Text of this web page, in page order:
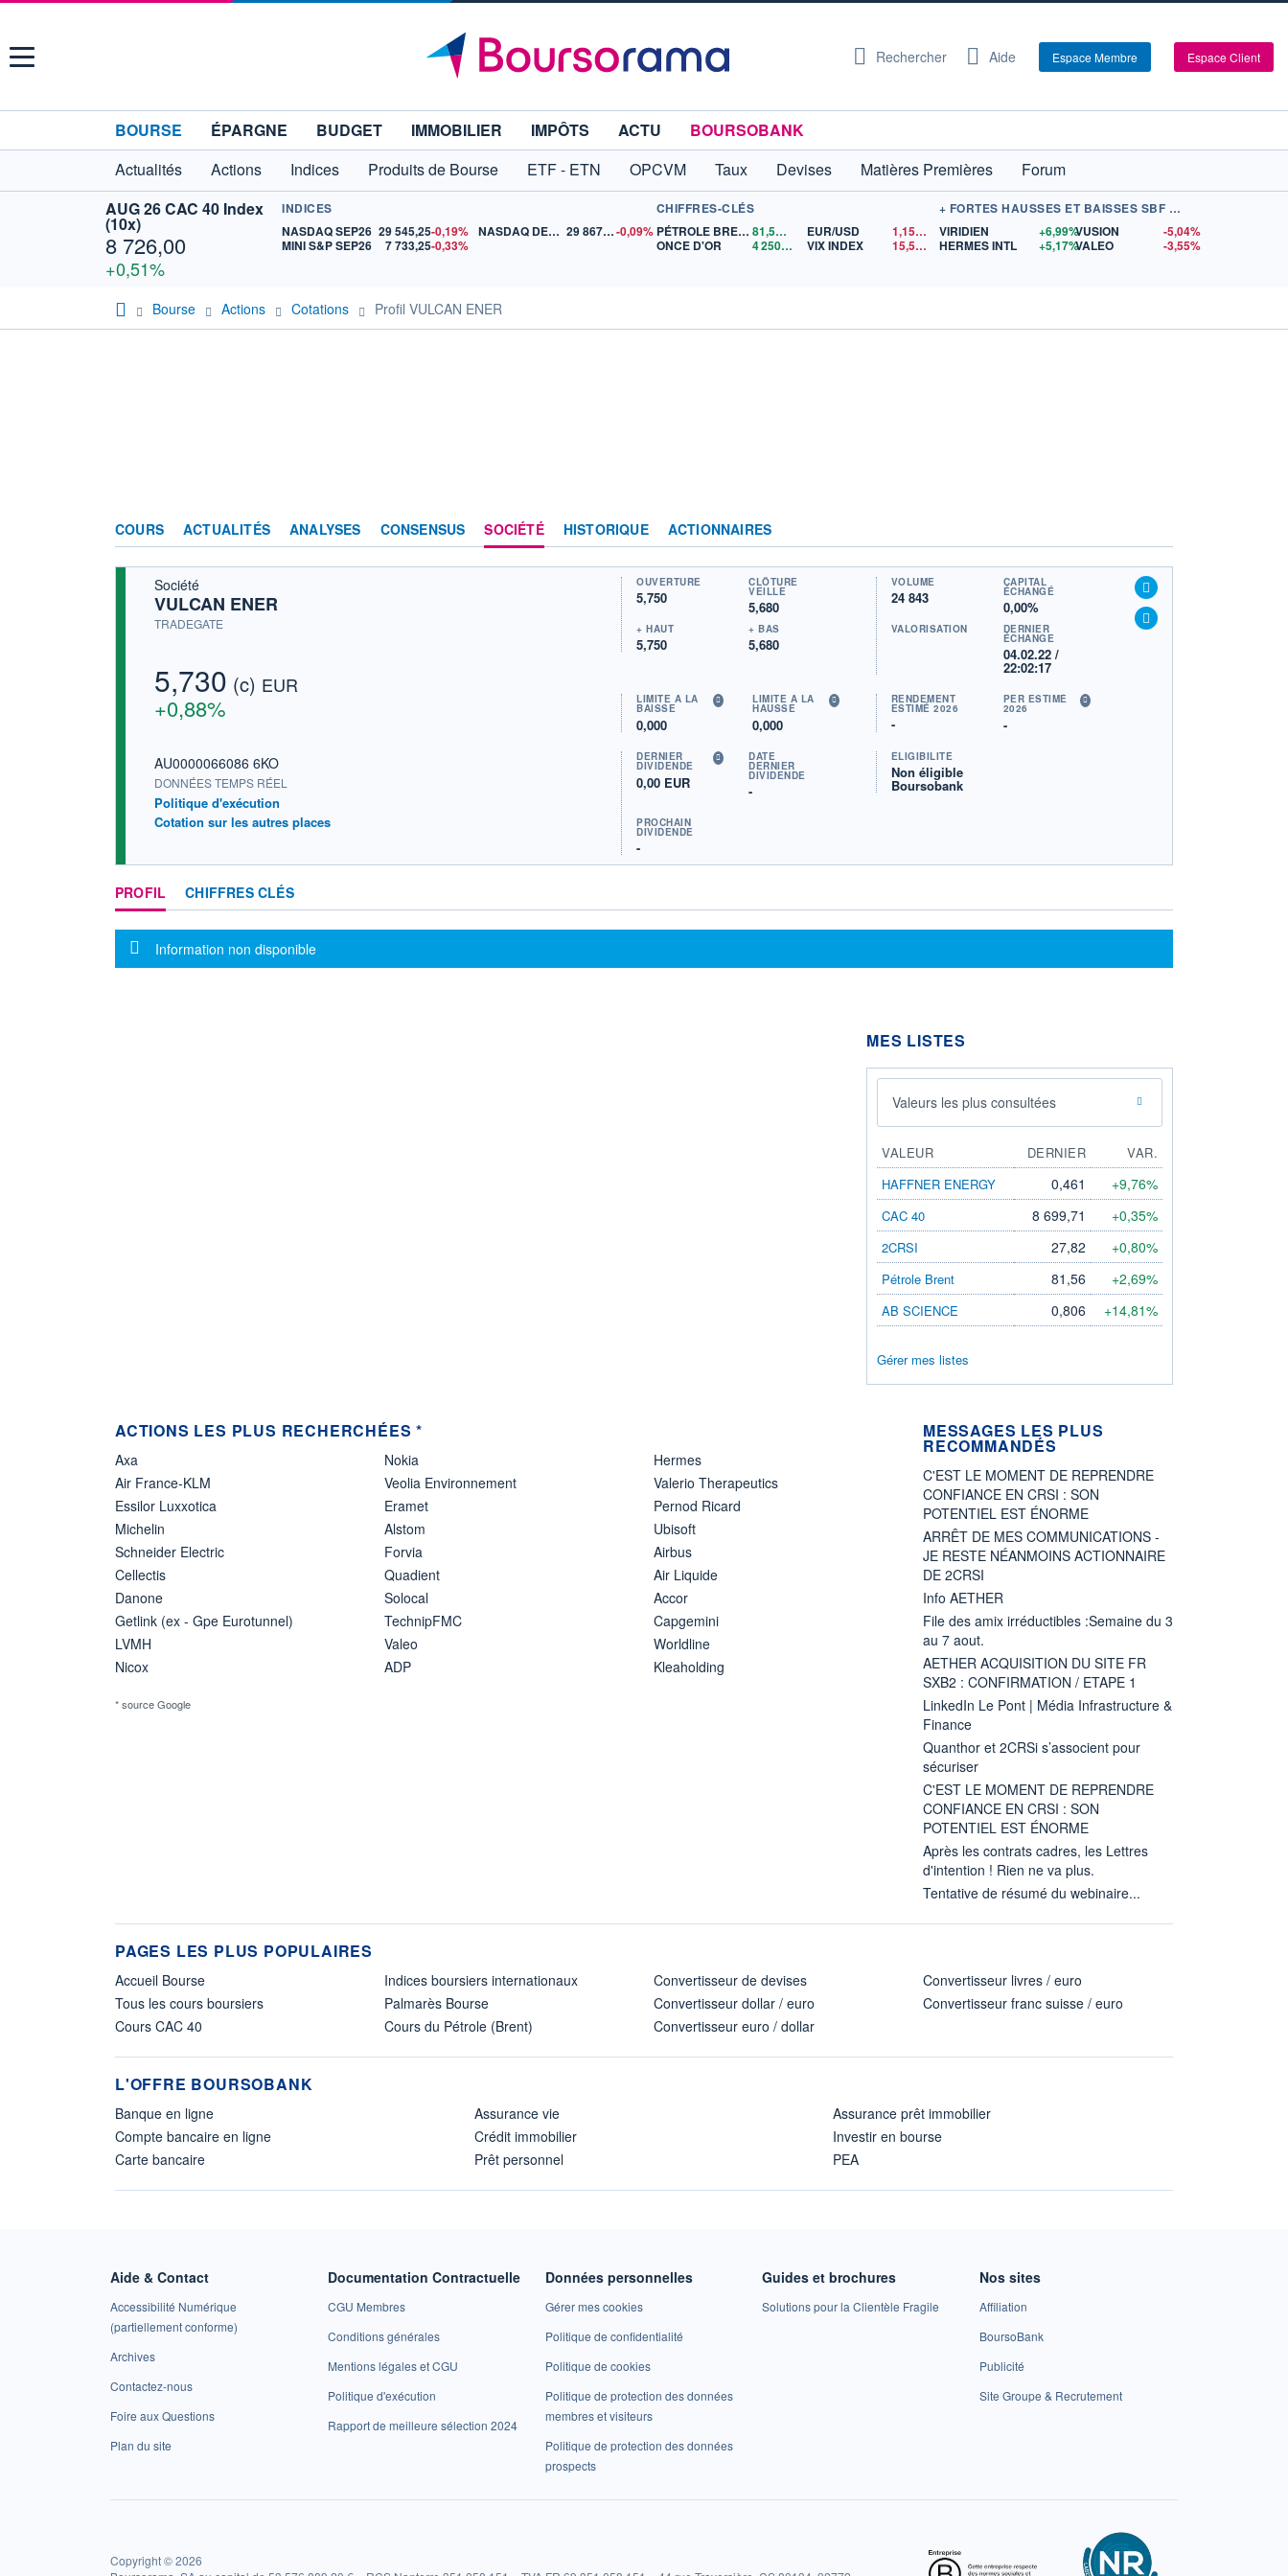
Menu Rechercher Aide Espace Membre Espace Client
BOURSE ÉPARGNE BUDGET IMMOBILIER IMPÔTS ACTU
BOURSOBANK
Actualités
Actions Indices Produits de Bourse ETF - ETN OPCVM Taux Devises Matières Premières
Forum
AUG 26 CAC 40 Index
(10x)
8 726,00
+0,51%
INDICES
NASDAQ SEP26 29 545,25-0,19%
MINI S&P SEP26
7 733,25-0,33%
NASDAQ DEC26 29 867,00-0,09%
CHIFFRES-CLÉS
PÉTROLE BRENT
81,56$US
ONCE D'OR
4 250,64 $US
EUR/USD 1,1522
$US
VIX INDEX
15,50$US
+ FORTES HAUSSES ET BAISSES SBF 120
VIRIDIEN
+6,99%
HERMES INTL
+5,17%
VUSION
-5,04%
VALEO
-3,55%
Bourse Actions Cotations Profil VULCAN ENER
COURS ACTUALITÉS ANALYSES CONSENSUS SOCIÉTÉ HISTORIQUE ACTIONNAIRES
Société
VULCAN ENER
TRADEGATE
5,730 (c) EUR
+0,88%
AU0000066086 6KO
DONNÉES TEMPS RÉEL
Politique d'exécution
Cotation sur les autres places
OUVERTURE
5,750
CLÔTURE
VEILLE
5,680
+ HAUT
5,750
+ BAS
5,680
VOLUME
24 843
CAPITAL
ÉCHANGÉ
0,00%
VALORISATION DERNIER
ÉCHANGE
04.02.22 /
22:02:17
LIMITE À LA
BAISSE
0,000
LIMITE À LA
HAUSSE
0,000
RENDEMENT
ESTIMÉ 2026
-
PER ESTIMÉ
2026
-
DERNIER
DIVIDENDE
0,00 EUR
DATE
DERNIER
DIVIDENDE
-
PROCHAIN
DIVIDENDE
-
ÉLIGIBILITÉ
Non éligible
Boursobank
PROFIL CHIFFRES CLÉS
Message d'information
Information non disponible
MES LISTES
Valeurs les plus consultées
VALEUR DERNIER
VAR.
HAFFNER ENERGY
0,461 +9,76%
CAC 40 8 699,71 +0,35%
2CRSI 27,82 +0,80%
Pétrole Brent 81,56 +2,69%
AB SCIENCE 0,806 +14,81%
Gérer mes listes
ACTIONS LES PLUS RECHERCHÉES *
Axa
Air France-KLM
Essilor Luxxotica
Michelin
Schneider Electric
Cellectis
Danone
Getlink (ex - Gpe Eurotunnel)
LVMH
Nicox
Nokia
Veolia Environnement
Eramet
Alstom
Forvia
Quadient
Solocal
TechnipFMC
Valeo
ADP
Hermes
Valerio Therapeutics
Pernod Ricard
Ubisoft
Airbus
Air Liquide
Accor
Capgemini
Worldline
Kleaholding
* source Google
MESSAGES LES PLUS
RECOMMANDÉS
C'EST LE MOMENT DE REPRENDRE
CONFIANCE EN CRSI : SON
POTENTIEL EST ÉNORME
ARRÊT DE MES COMMUNICATIONS -
JE RESTE NÉANMOINS ACTIONNAIRE
DE 2CRSI
Info AETHER
File des amix irréductibles :Semaine du 3
au 7 aout.
AETHER ACQUISITION DU SITE FR
SXB2 : CONFIRMATION / ETAPE 1
LinkedIn Le Pont | Média Infrastructure &
Finance
Quanthor et 2CRSi s’associent pour
sécuriser
C'EST LE MOMENT DE REPRENDRE
CONFIANCE EN CRSI : SON
POTENTIEL EST ÉNORME
Après les contrats cadres, les Lettres
d'intention ! Rien ne va plus.
Tentative de résumé du webinaire...
PAGES LES PLUS POPULAIRES
Accueil Bourse
Tous les cours boursiers
Cours CAC 40
Indices boursiers internationaux
Palmarès Bourse
Cours du Pétrole (Brent)
Convertisseur de devises
Convertisseur dollar / euro
Convertisseur euro / dollar
Convertisseur livres / euro
Convertisseur franc suisse / euro
L'OFFRE BOURSOBANK
Banque en ligne
Compte bancaire en ligne
Carte bancaire
Assurance vie
Crédit immobilier
Prêt personnel
Assurance prêt immobilier
Investir en bourse
PEA
Aide & Contact
Accessibilité Numérique
(partiellement conforme)
Archives
Contactez-nous
Foire aux Questions
Plan du site
Documentation Contractuelle
CGU Membres
Conditions générales
Mentions légales et CGU
Politique d'exécution
Rapport de meilleure sélection 2024
Données personnelles
Gérer mes cookies
Politique de confidentialité
Politique de cookies
Politique de protection des données
membres et visiteurs
Politique de protection des données
prospects
Guides et brochures
Solutions pour la Clientèle Fragile
Nos sites
Affiliation
BoursoBank
Publicité
Site Groupe & Recrutement
Copyright © 2026